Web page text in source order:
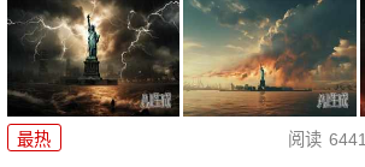
最热 阅读